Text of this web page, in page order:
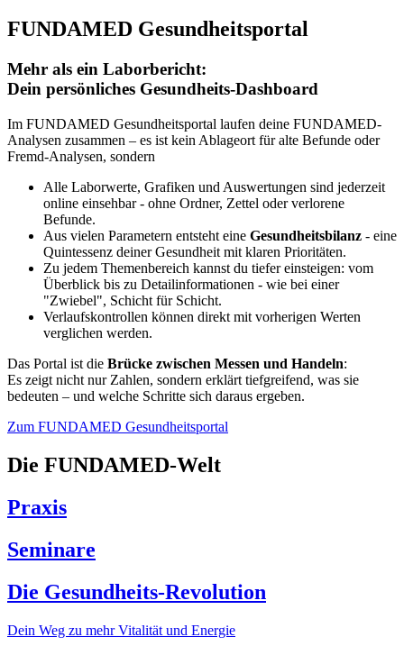
FUNDAMED Gesundheitsportal
Mehr als ein Laborbericht:
Dein persönliches Gesundheits-Dashboard
Im FUNDAMED Gesundheitsportal laufen deine FUNDAMED-
Analysen zusammen – es ist kein Ablageort für alte Befunde oder
Fremd-Analysen, sondern
Alle Laborwerte, Grafiken und Auswertungen sind jederzeit
online einsehbar - ohne Ordner, Zettel oder verlorene
Befunde.
Aus vielen Parametern entsteht eine Gesundheitsbilanz - eine
Quintessenz deiner Gesundheit mit klaren Prioritäten.
Zu jedem Themenbereich kannst du tiefer einsteigen: vom
Überblick bis zu Detailinformationen - wie bei einer
"Zwiebel", Schicht für Schicht.
Verlaufskontrollen können direkt mit vorherigen Werten
verglichen werden.
Das Portal ist die Brücke zwischen Messen und Handeln:
Es zeigt nicht nur Zahlen, sondern erklärt tiefgreifend, was sie
bedeuten – und welche Schritte sich daraus ergeben.
Zum FUNDAMED Gesundheitsportal
Die FUNDAMED-Welt
Praxis
Seminare
Die Gesundheits-Revolution
Dein Weg zu mehr Vitalität und Energie